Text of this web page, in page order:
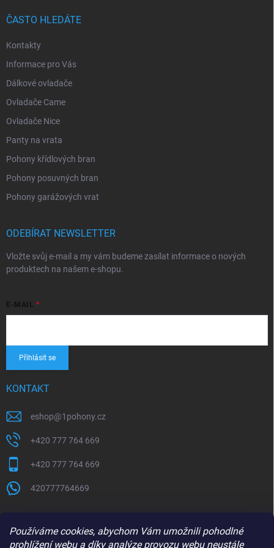
Používáme cookies, abychom Vám umožnili pohodlné
prohlížení webu a díky analýze provozu webu neustále
ČASTO HLEDÁTE
Kontakty
Informace pro Vás
Dálkové ovladače
Ovladače Came
Ovladače Nice
Panty na vrata
Pohony křídlových bran
Pohony posuvných bran
Pohony garážových vrat
ODEBÍRAT NEWSLETTER
Vložte svůj e-mail a my vám budeme zasílat informace o nových
produktech na našem e-shopu.
E-MAIL
Přihlásit se
KONTAKT
eshop@1pohony.cz
+420 777 764 669
+420 777 764 669
420777764669